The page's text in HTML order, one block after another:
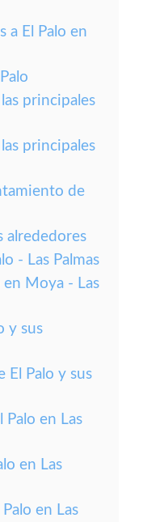
a El Palo en
principales
principales
de
alrededores
- Las Palmas
en Moya - Las
y sus
El Palo y sus
Palo en Las
en Las
en Las